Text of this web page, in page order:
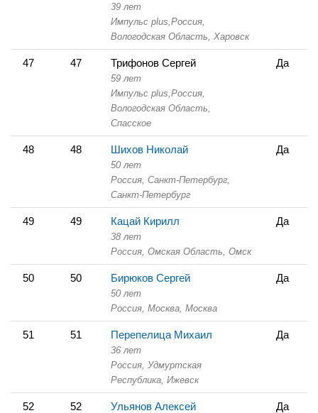
39 лет
Импульс plus, Россия,
Вологодская Область,
Харовск
47 47 Трифонов Сергей
59 лет
Импульс plus, Россия,
Вологодская Область,
Спасское
Да
48 48 Шихов Николай
50 лет
Россия, Санкт-Петербург,
Санкт-Петербург
Да
49 49 Кацай Кирилл
38 лет
Россия, Омская Область, Омск
Да
50 50 Бирюков Сергей
50 лет
Россия, Москва, Москва
Да
51 51 Перепелица Михаил
36 лет
Россия, Удмуртская
Республика, Ижевск
Да
52 52 Ульянов Алексей Да